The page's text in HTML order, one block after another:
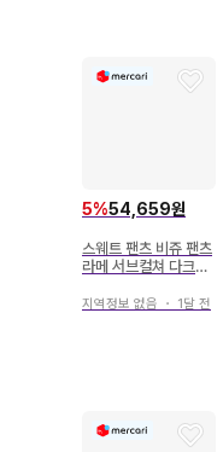
5%54,659원
스웨트 팬츠 비쥬 팬츠
라메 서브컬쳐 다크코
지역정보 없음 ・ 1달 전